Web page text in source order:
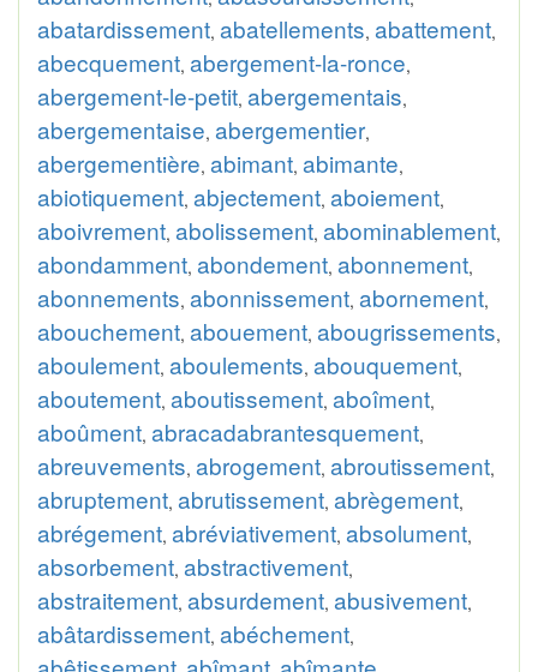
abatardissement, abatellements, abattement,
abecquement, abergement-la-ronce,
abergement-le-petit, abergementais,
abergementaise, abergementier,
abergementière, abimant, abimante,
abiotiquement, abjectement, aboiement,
aboivrement, abolissement, abominablement,
abondamment, abondement, abonnement,
abonnements, abonnissement, abornement,
abouchement, abouement, abougrissements,
aboulement, aboulements, abouquement,
aboutement, aboutissement, aboîment,
aboûment, abracadabrantesquement,
abreuvements, abrogement, abroutissement,
abruptement, abrutissement, abrègement,
abrégement, abréviativement, absolument,
absorbement, abstractivement,
abstraitement, absurdement, abusivement,
abâtardissement, abéchement,